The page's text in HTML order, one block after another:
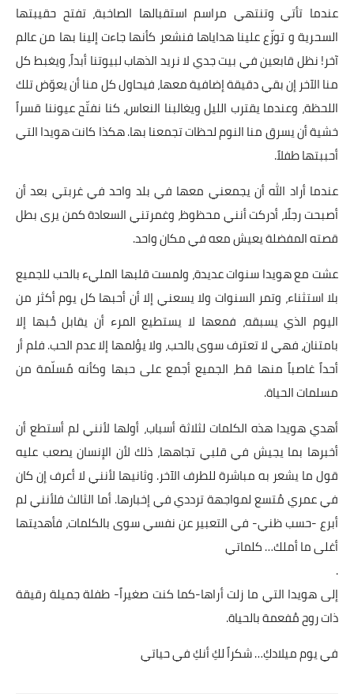
عندما تأتي وتنتهي مراسم استقبالها الصاخبة، تفتح حقيبتها
السحرية و توزّع علينا هداياها فنشعر كأنها جاءت إلينا بها من عالم
آخر! نظل قابعين في بيت جدي لا نريد الذهاب لبيوتنا أبداً، ويغبط كل
منا الآخر إن بقي دقيقة إضافية معها، فيحاول كل منا أن يعوّض تلك
اللحظة، وعندما يقترب الليل ويغالبنا النعاس، كنا نفتّح عيوننا قسراً
خشية أن يسرق منا النوم لحظات تجمعنا بها. هكذا كانت هويدا التي
أحببتها طفلاً.
عندما أراد الله أن يجمعني معها في بلد واحد في غربتي بعد أن
أصبحت رجلًا، أدركت أنني محظوظ، وغمرتني السعادة كمن يرى بطل
قصته المفضلة يعيش معه في مكان واحد.
عشت مع هويدا سنوات عديدة، ولمست قلبها المليء بالحب للجميع
بلا استثناء، وتمر السنوات ولا يسعني إلا أن أحبها كل يوم أكثر من
اليوم الذي يسبقه، فمعها لا يستطيع المرء أن يقابل حُبها إلا
بامتنان، فهي لا تعترف سوى بالحب، ولا يؤلمها إلا عدم الحب. فلم أر
أحداً غاصباً منها قط، الجميع أجمع على حبها وكأنه مًسلّمة من
مسلمات الحياة.
أهدي هويدا هذه الكلمات لثلاثة أسباب، أولها لأنني لم أستطع أن
أخبرها بما يجيش في قلبي تجاهها، ذلك لأن الإنسان يصعب عليه
قول ما يشعر به مباشرة للطرف الآخر. وثانيها لأنني لا أعرف إن كان
في عمري مُتسع لمواجهة ترددي في إخبارها. أما الثالث فلأنني لم
أبرع -حسب ظني- في التعبير عن نفسي سوى بالكلمات، فأهديتها
أغلى ما أملك… كلماتي
.
إلى هويدا التي ما زلت أراها-كما كنت صغيراً- طفلة جميلة رقيقة
ذات روح مُفعمة بالحياة.
في يوم ميلادكِ… شكراً لكِ أنكِ في حياتي